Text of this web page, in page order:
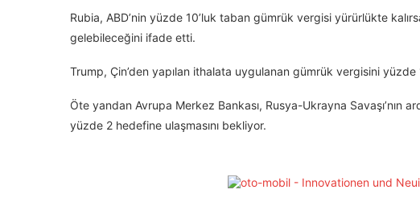
Rubia, ABD’nin yüzde 10’luk taban gümrük vergisi yürürlükte
gelebileceğini ifade etti.
Trump, Çin’den yapılan ithalata uygulanan gümrük vergisini yüzde
Öte yandan Avrupa Merkez Bankası, Rusya-Ukrayna Savaşı’nın
yüzde 2 hedefine ulaşmasını bekliyor.